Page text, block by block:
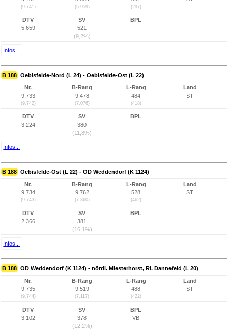
(9.741) (5.959) (297)
DTV
5.659
SV
521
(9,2%)
BPL
Infos...
B 188 Oebisfelde-Nord (L 24) - Oebisfelde-Ost (L 22)
Nr.
9.733
(9.742)
B-Rang
9.478
(7.076)
L-Rang
484
(418)
Land
ST
DTV
3.224
SV
380
(11,8%)
BPL
Infos...
B 188 Oebisfelde-Ost (L 22) - OD Weddendorf (K 1124)
Nr.
9.734
(9.743)
B-Rang
9.762
(7.360)
L-Rang
528
(462)
Land
ST
DTV
2.366
SV
381
(16,1%)
BPL
Infos...
B 188 OD Weddendorf (K 1124) - nördl. Miesterhorst, Ri. Dannefeld (L 20)
Nr.
9.735
(9.744)
B-Rang
9.519
(7.117)
L-Rang
488
(422)
Land
ST
DTV
3.102
SV
378
(12,2%)
BPL
VB